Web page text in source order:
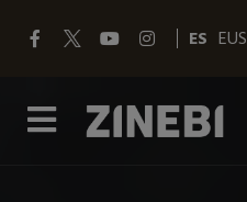
ES EUS